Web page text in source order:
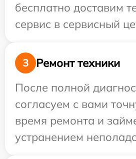
бесплатно доставим
сервис в сервисный
3
Ремонт техники
После полной
согласуем с вами
время ремонта и
устранением